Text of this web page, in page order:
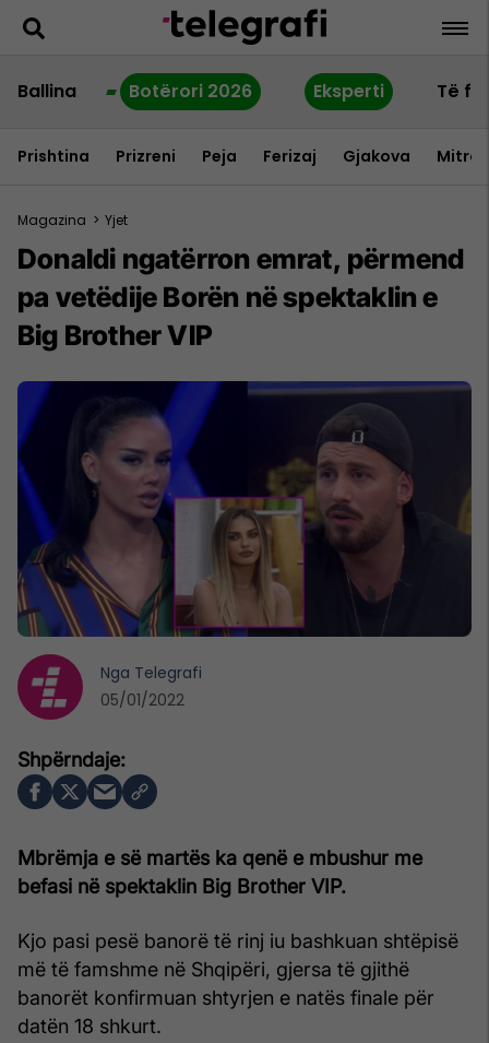
Ballina Botërori 2026 Eksperti Të
Prishtina Prizreni Peja Ferizaj Gjakova
Magazina > Yjet
Donaldi ngatërron emrat, përmend
pa vetëdije Borën në spektaklin e
Big Brother VIP
Mbrëmja e së martës ka qenë e mbushur me
befasi në spektaklin Big Brother VIP.
Kjo pasi pesë banorë të rinj iu bashkuan shtëpisë
më të famshme në Shqipëri, gjersa të gjithë
banorët konfirmuan shtyrjen e natës finale për
datën 18 shkurt.
Nga Telegrafi
05/01/2022